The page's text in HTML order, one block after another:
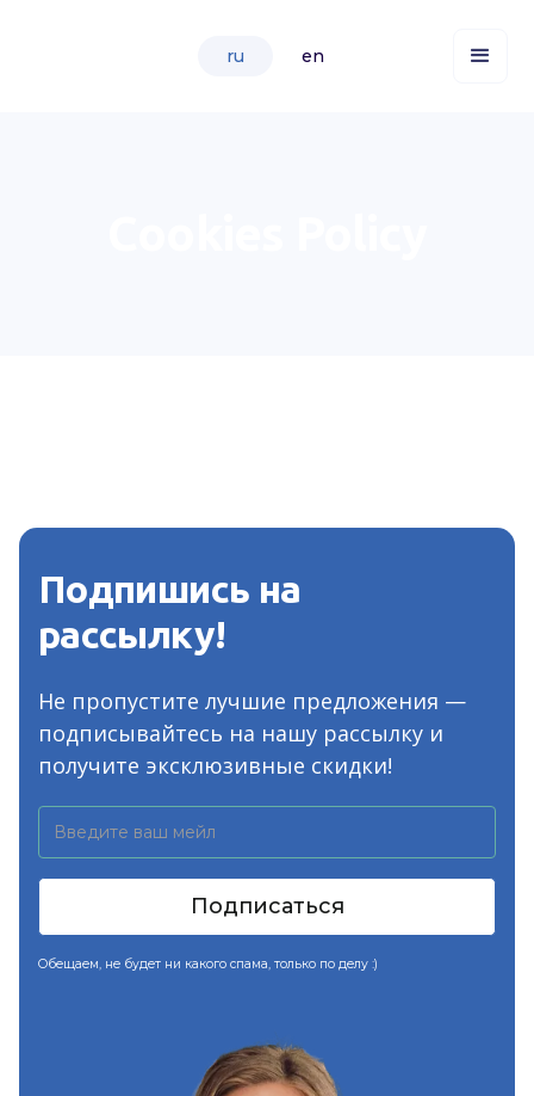
ru en
Подпишись на
рассылку!
Не пропустите лучшие предложения —
подписывайтесь на нашу рассылку и
получите эксклюзивные скидки!
Обещаем, не будет ни какого спама, только по делу :)